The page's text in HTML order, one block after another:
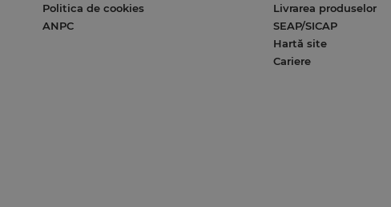
Politica de cookies
ANPC
Livrarea produselor
SEAP/SICAP
Hartă site
Cariere